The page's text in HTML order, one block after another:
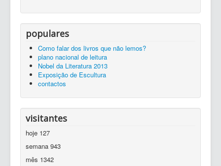
populares
Como falar dos livros que não lemos?
plano nacional de leitura
Nobel da Literatura 2013
Exposição de Escultura
contactos
visitantes
hoje 127
semana 943
mês 1342